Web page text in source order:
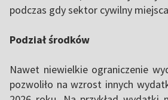
podczas gdy sektor cywilny
Podział środków
Nawet niewielkie ograniczenie
pozwoliło na wzrost innych